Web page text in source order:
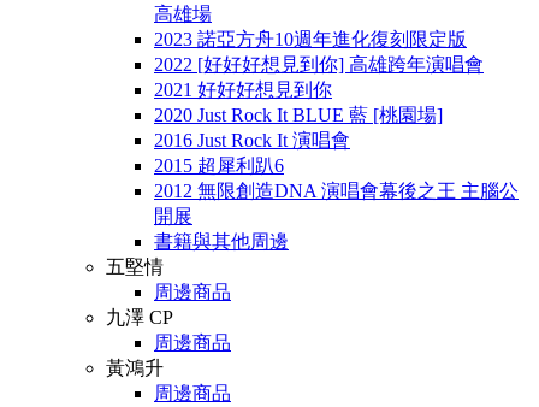
高雄場
2023 諾亞方舟10週年進化復刻限定版
2022 [好好好想見到你] 高雄跨年演唱會
2021 好好好想見到你
2020 Just Rock It BLUE 藍 [桃園場]
2016 Just Rock It 演唱會
2015 超犀利趴6
2012 無限創造DNA 演唱會幕後之王 主腦公
開展
書籍與其他周邊
五堅情
周邊商品
九澤 CP
周邊商品
黃鴻升
周邊商品